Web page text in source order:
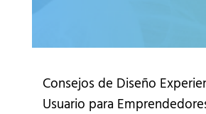
Consejos de Diseño
Usuario para